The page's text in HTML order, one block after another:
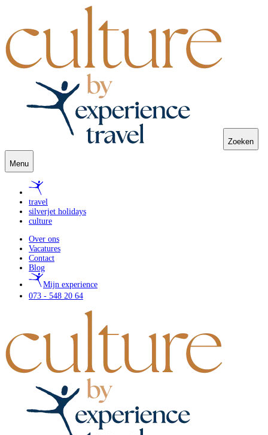
Zoeken
Menu
travel
silverjet holidays
culture
Over ons
Vacatures
Contact
Blog
Mijn experience
073 - 548 20 64